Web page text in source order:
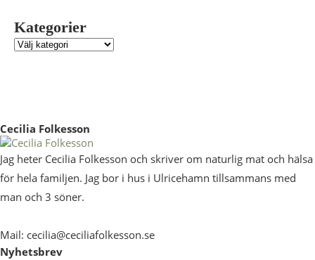
Kategorier
Cecilia Folkesson
Jag heter Cecilia Folkesson och skriver om naturlig mat och hälsa
för hela familjen. Jag bor i hus i Ulricehamn tillsammans med
man och 3 söner.
Mail: cecilia@ceciliafolkesson.se
Nyhetsbrev